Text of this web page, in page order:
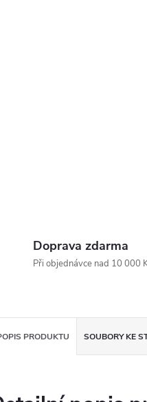
Doprava zdarma
Při objednávce nad 10 000
PRODUKTU SOUBORY KE